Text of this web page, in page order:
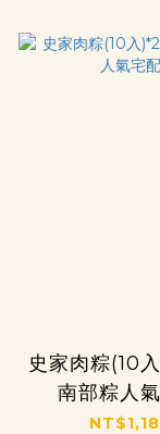
史家肉粽(10
南部粽人